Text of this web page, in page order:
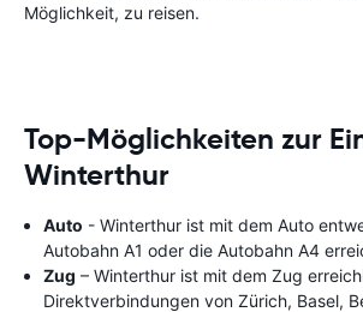
Möglichkeit, zu reisen.
Top-Möglichkeiten zur
Winterthur
Auto - Winterthur ist mit dem Auto
Autobahn A1 oder die Autobahn A4
Zug – Winterthur ist mit dem Zug
Direktverbindungen von Zürich, Basel,